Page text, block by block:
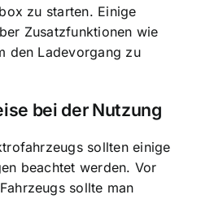
zu starten. Einige
Zusatzfunktionen wie
den Ladevorgang zu
bei der Nutzung
sollten einige
beachtet werden. Vor
sollte man